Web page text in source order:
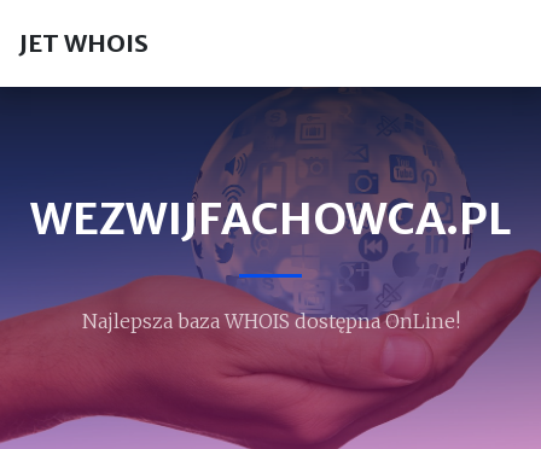
JET WHOIS
WEZWIJFACHOWCA.PL
Najlepsza baza WHOIS dostępna OnLine!